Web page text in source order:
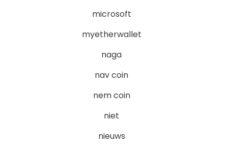
microsoft
myetherwallet
naga
nav coin
nem coin
niet
nieuws